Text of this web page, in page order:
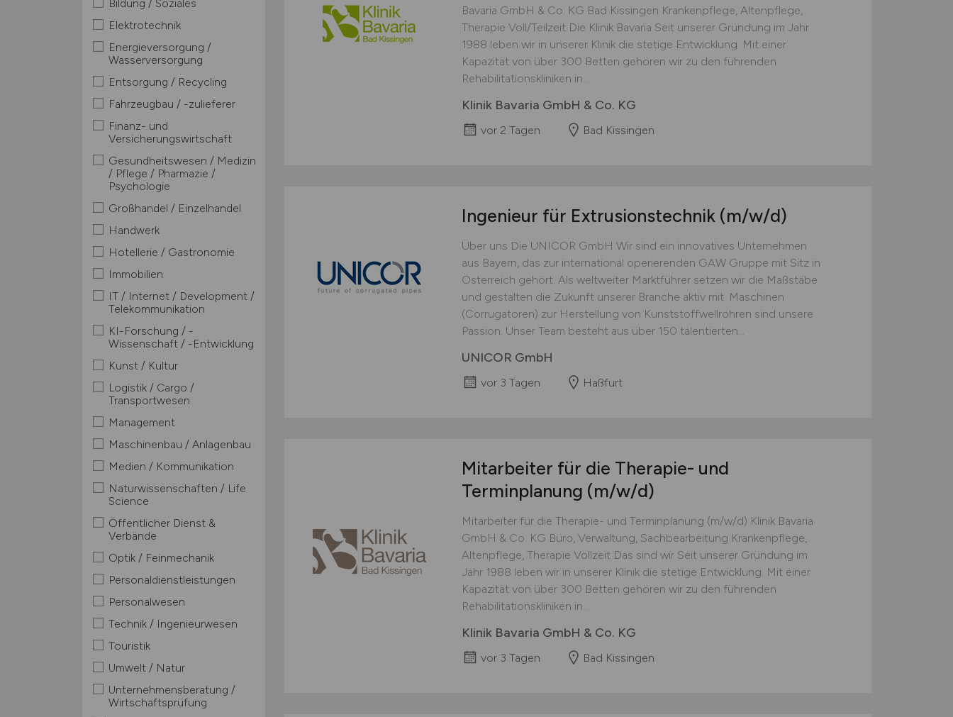
Bildung / Soziales
Elektrotechnik
Energieversorgung /
Wasserversorgung
Entsorgung / Recycling
Fahrzeugbau / -zulieferer
Finanz- und
Versicherungswirtschaft
Gesundheitswesen / Medizin
/ Pflege / Pharmazie /
Psychologie
Großhandel / Einzelhandel
Handwerk
Hotellerie / Gastronomie
Immobilien
IT / Internet / Development /
Telekommunikation
KI-Forschung / -
Wissenschaft / -Entwicklung
Kunst / Kultur
Logistik / Cargo /
Transportwesen
Management
Maschinenbau / Anlagenbau
Medien / Kommunikation
Naturwissenschaften / Life
Science
Öffentlicher Dienst &
Verbände
Optik / Feinmechanik
Personaldienstleistungen
Personalwesen
Technik / Ingenieurwesen
Touristik
Umwelt / Natur
Unternehmensberatung /
Wirtschaftsprüfung
Bavaria GmbH & Co. KG Bad Kissingen Krankenpflege, Altenpflege,
Therapie Voll/Teilzeit Die Klinik Bavaria Seit unserer Gründung im Jahr
1988 leben wir in unserer Klinik die stetige Entwicklung. Mit einer
Kapazität von über 300 Betten gehören wir zu den führenden
Rehabilitationskliniken in...
Klinik Bavaria GmbH & Co. KG
vor 2 Tagen Bad Kissingen
Ingenieur für Extrusionstechnik (m/w/d)
Über uns Die UNICOR GmbH Wir sind ein innovatives Unternehmen
aus Bayern, das zur international operierenden GAW Gruppe mit Sitz in
Österreich gehört. Als weltweiter Marktführer setzen wir die Maßstäbe
und gestalten die Zukunft unserer Branche aktiv mit. Maschinen
(Corrugatoren) zur Herstellung von Kunststoffwellrohren sind unsere
Passion. Unser Team besteht aus über 150 talentierten...
UNICOR GmbH
vor 3 Tagen Haßfurt
Mitarbeiter für die Therapie- und
Terminplanung (m/w/d)
Mitarbeiter für die Therapie- und Terminplanung (m/w/d) Klinik Bavaria
GmbH & Co. KG Büro, Verwaltung, Sachbearbeitung Krankenpflege,
Altenpflege, Therapie Vollzeit Das sind wir Seit unserer Gründung im
Jahr 1988 leben wir in unserer Klinik die stetige Entwicklung. Mit einer
Kapazität von über 300 Betten gehören wir zu den führenden
Rehabilitationskliniken in...
Klinik Bavaria GmbH & Co. KG
vor 3 Tagen Bad Kissingen